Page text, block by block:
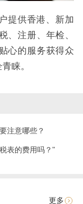
提供香港、新加
、注册、年检、
心的服务获得众
睐。
注意哪些？
表的费用吗？"
更多